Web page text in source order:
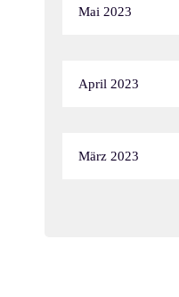
Mai 2023
April 2023
März 2023